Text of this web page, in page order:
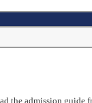
the admission guide